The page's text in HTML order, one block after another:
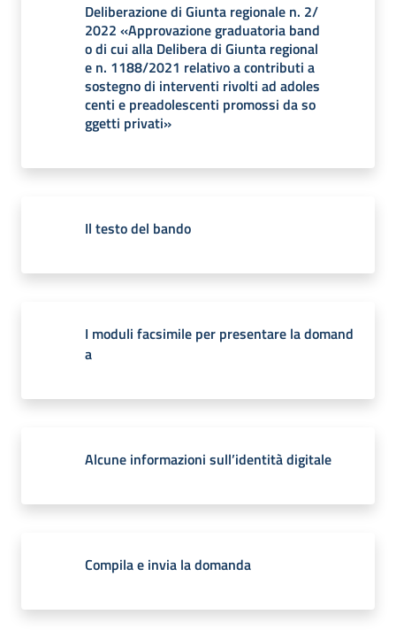
Deliberazione di Giunta regionale n. 2/
2022 «Approvazione graduatoria band
o di cui alla Delibera di Giunta regional
e n. 1188/2021 relativo a contributi a
sostegno di interventi rivolti ad adoles
centi e preadolescenti promossi da so
ggetti privati»
Il testo del bando
I moduli facsimile per presentare la domand
a
Alcune informazioni sull’identità digitale
Compila e invia la domanda